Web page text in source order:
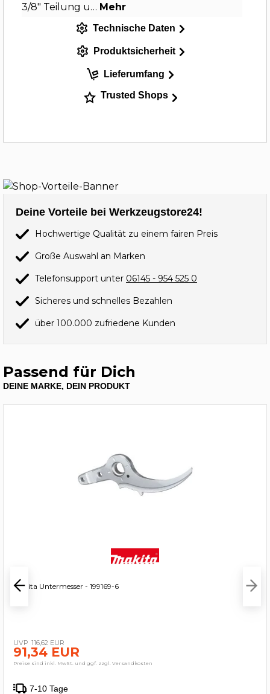
3/8" Teilung u… Mehr
Technische Daten
Produktsicherheit
Lieferumfang
Trusted Shops
Deine Vorteile bei Werkzeugstore24!
Hochwertige Qualität zu einem fairen Preis
Große Auswahl an Marken
Telefonsupport unter 06145 - 954 525 0
Sicheres und schnelles Bezahlen
über 100.000 zufriedene Kunden
Passend für Dich
DEINE MARKE, DEIN PRODUKT
Makita Untermesser - 199169-6
116,62 EUR
91,34 EUR
Preise sind inkl. MwSt. und ggf. zzgl. Versandkosten
7-10 Tage